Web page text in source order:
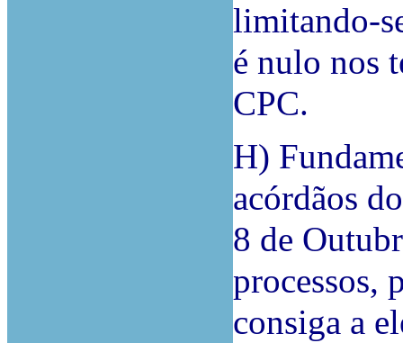
limitando-
é nulo nos
CPC.
H)
acórdãos
8 de
processos,
consiga a